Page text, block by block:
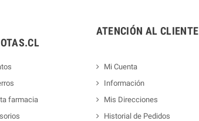
farmacia
ATENCIÓN AL CLIENTE
Mi Cuenta
Información
Mis Direcciones
Historial de Pedidos